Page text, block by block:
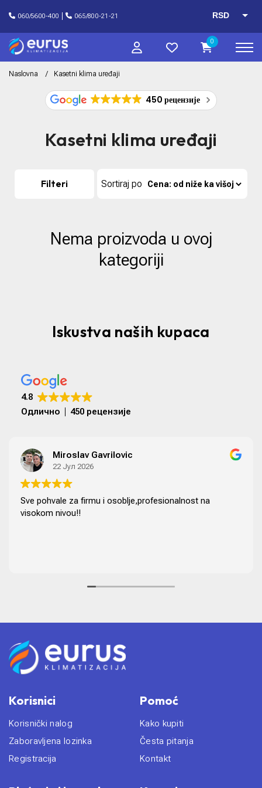
060/5600-400 065/800-21-21 RSD
EUR
0
Naslovna Kasetni klima uređaji
450 рецензије
Kasetni klima uređaji
Filteri Sortiraj po
Nema proizvoda u ovoj
kategoriji
Iskustva naših kupaca
4.8
Oдлично
450 рецензије
Miroslav Gavrilovic
22 Јул 2026
Sve pohvale za firmu i osoblje,profesionalnost na
visokom nivou!!
Korisnici
Korisnički nalog
Zaboravljena lozinka
Registracija
Pomoć
Kako kupiti
Česta pitanja
Kontakt